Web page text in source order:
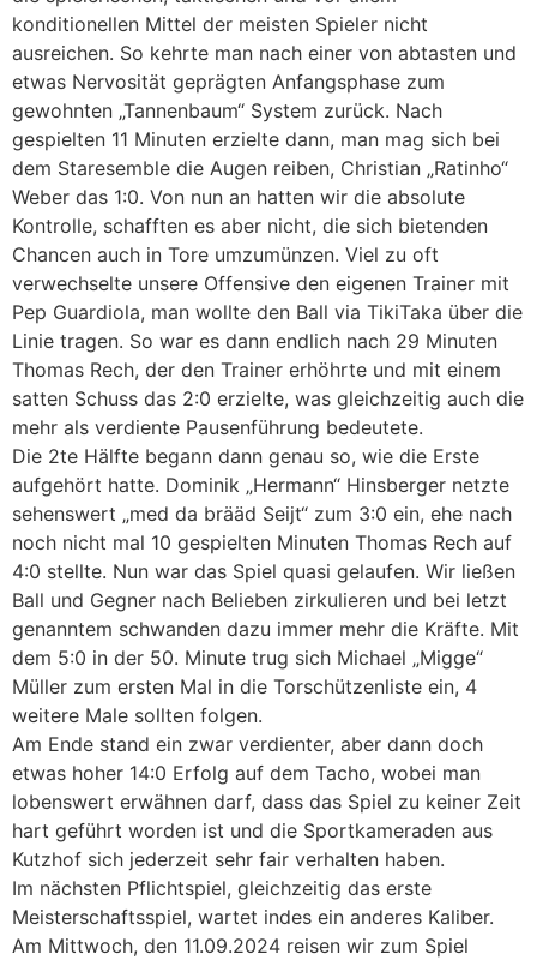
konditionellen Mittel der meisten Spieler nicht
ausreichen. So kehrte man nach einer von abtasten und
etwas Nervosität geprägten Anfangsphase zum
gewohnten „Tannenbaum“ System zurück. Nach
gespielten 11 Minuten erzielte dann, man mag sich bei
dem Staresemble die Augen reiben, Christian „Ratinho“
Weber das 1:0. Von nun an hatten wir die absolute
Kontrolle, schafften es aber nicht, die sich bietenden
Chancen auch in Tore umzumünzen. Viel zu oft
verwechselte unsere Offensive den eigenen Trainer mit
Pep Guardiola, man wollte den Ball via TikiTaka über die
Linie tragen. So war es dann endlich nach 29 Minuten
Thomas Rech, der den Trainer erhöhrte und mit einem
satten Schuss das 2:0 erzielte, was gleichzeitig auch die
mehr als verdiente Pausenführung bedeutete.
Die 2te Hälfte begann dann genau so, wie die Erste
aufgehört hatte. Dominik „Hermann“ Hinsberger netzte
sehenswert „med da brääd Seijt“ zum 3:0 ein, ehe nach
noch nicht mal 10 gespielten Minuten Thomas Rech auf
4:0 stellte. Nun war das Spiel quasi gelaufen. Wir ließen
Ball und Gegner nach Belieben zirkulieren und bei letzt
genanntem schwanden dazu immer mehr die Kräfte. Mit
dem 5:0 in der 50. Minute trug sich Michael „Migge“
Müller zum ersten Mal in die Torschützenliste ein, 4
weitere Male sollten folgen.
Am Ende stand ein zwar verdienter, aber dann doch
etwas hoher 14:0 Erfolg auf dem Tacho, wobei man
lobenswert erwähnen darf, dass das Spiel zu keiner Zeit
hart geführt worden ist und die Sportkameraden aus
Kutzhof sich jederzeit sehr fair verhalten haben.
Im nächsten Pflichtspiel, gleichzeitig das erste
Meisterschaftsspiel, wartet indes ein anderes Kaliber.
Am Mittwoch, den 11.09.2024 reisen wir zum Spiel